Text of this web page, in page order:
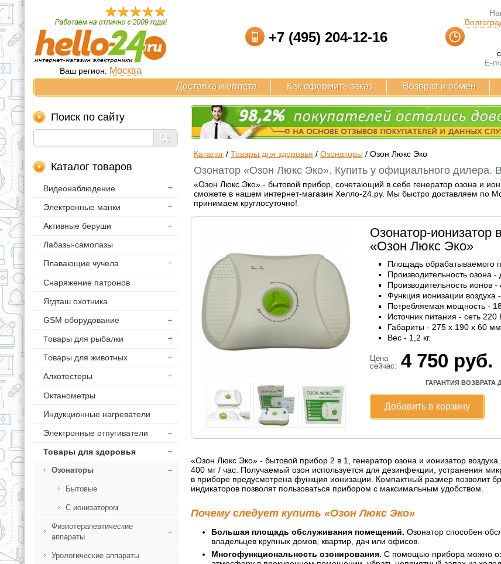
Ваш регион: Москва
+7 (495) 204-12-16
E-
Доставка и оплата Как оформить заказ Возврат и обмен
Поиск по сайту
Каталог товаров
Видеонаблюдение
Электронные манки
Активные беруши
Лабазы-самолазы
Плавающие чучела
Снаряжение патронов
Ягдташ охотника
GSM оборудование
Товары для рыбалки
Товары для животных
Алкотестеры
Октанометры
Индукционные нагреватели
Электронные отпугиватели
Товары для здоровья
Озонаторы
Бытовые
С ионизатором
Физиотерапевтические
аппараты
Урологические аппараты
Каталог/ Товары для здоровья / Озонаторы / Озон Люкс Эко
Озонатор «Озон Люкс Эко». Купить у официального дилера.
«Озон Люкс Эко» - бытовой прибор, сочетающий в себе генератор озона и
сможете в нашем интернет-магазин Хелло-24.ру. Мы быстро доставляем по
принимаем круглосуточно!
Озонатор-ионизатор
«Озон Люкс Эко»
Площадь обрабатываемого
Производительность озона -
Производительность ионов -
Функция ионизации воздуха
Потребляемая мощность -
Источник питания - сеть 220
Габариты - 275 x 190 x 60 мм.
Вес - 1,2 кг.
Цена
сейчас: 4 750 руб.
ГАРАНТИЯ ВОЗВРАТА
Добавить в корзину
«Озон Люкс Эко» - бытовой прибор 2 в 1, генератор озона и ионизатор
400 мг / час. Получаемый озон используется для дезинфекции, устранения
в приборе предусмотрена функция ионизации. Компактный размер позволит
индикаторов позволят пользоваться прибором с максимальным удобством.
Почему следует купить «Озон Люкс Эко»
Большая площадь обслуживания помещений. Озонатор способен
владельцев крупных домов, квартир, дач или офисов.
Многофункциональность озонирования. С помощью прибора можно